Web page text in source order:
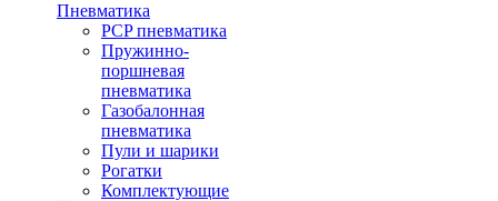
Пневматика
PCP пневматика
Пружинно-
поршневая
пневматика
Газобалонная
пневматика
Пули и шарики
Рогатки
Комплектующие